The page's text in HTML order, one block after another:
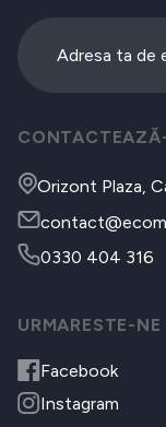
Orizont Plaza,
0330 404 316
URMARESTE-NE
Facebook
Instagram